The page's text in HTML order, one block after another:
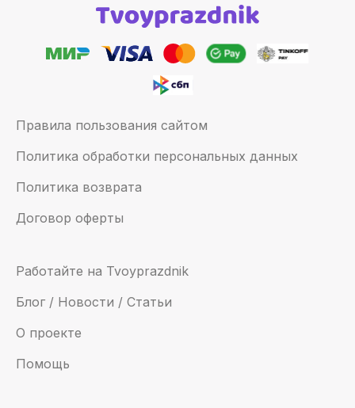
Правила пользования сайтом
Политика обработки персональных данных
Политика возврата
Договор оферты
Работайте на Tvoyprazdnik
Блог / Новости / Статьи
О проекте
Помощь